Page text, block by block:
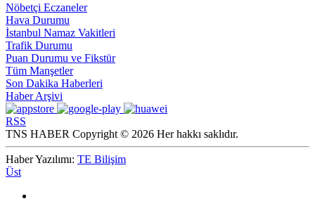
Nöbetçi Eczaneler
Hava Durumu
İstanbul Namaz Vakitleri
Trafik Durumu
Puan Durumu ve Fikstür
Tüm Manşetler
Son Dakika Haberleri
Haber Arşivi
RSS
TNS HABER Copyright © 2026 Her hakkı saklıdır.
Haber Yazılımı: TE Bilişim
Üst